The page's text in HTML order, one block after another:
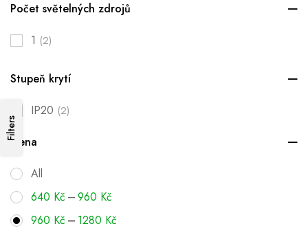
Počet světelných zdrojů
1 (2)
Stupeň krytí
IP20 (2)
Cena
All
640 Kč –960 Kč
960 Kč – 1280 Kč
Filters